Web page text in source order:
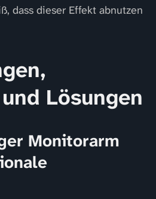
dass dieser Effekt abnutzen
Lösungen
Monitorarm